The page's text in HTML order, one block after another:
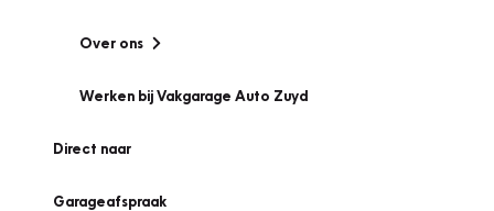
Over ons
Werken bij Vakgarage Auto Zuyd
Direct naar
Garageafspraak